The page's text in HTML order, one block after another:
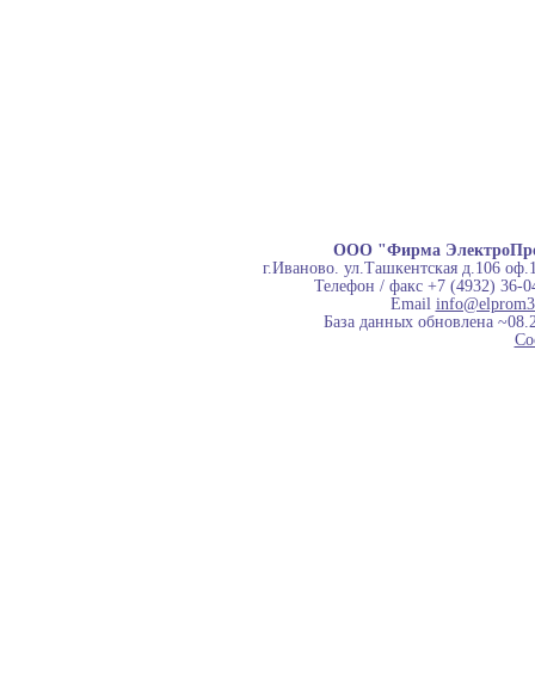
ООО "Фирма
г.Иваново. ул.Ташкентская д.106
Телефон / факс +7 (4932) 36-
Email
База данных обновлена